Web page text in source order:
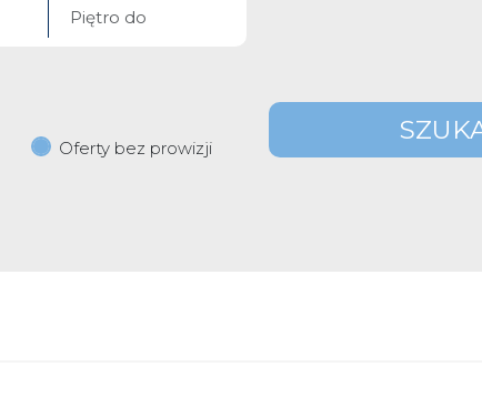
Oferty bez prowizji